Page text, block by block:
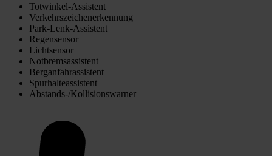
Totwinkel-Assistent
Verkehrszeichenerkennung
Park-Lenk-Assistent
Regensensor
Lichtsensor
Notbremsassistent
Berganfahrassistent
Spurhalteassistent
Abstands-/Kollisionswarner